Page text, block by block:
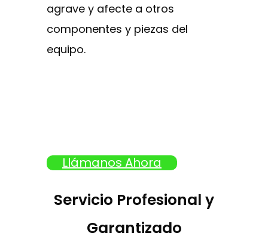
agrave y afecte a otros
componentes y piezas del
equipo.
Llámanos Ahora
Servicio Profesional y
Garantizado